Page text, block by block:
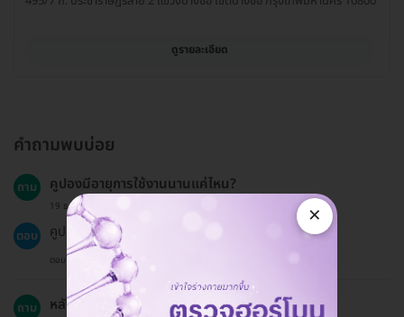
ดูรายละเอียด
คำถามพบบ่อย
ถาม คูปองมีอายุการใช้งานนานแค่ไหน?
19 ธ.ค. 2024
ตอบ คูปองมีอายุการใช้งาน 60 วันนับตั้งแต่วันที่ซื้อ
ตอบโดยทีมงาน HD
ถาม หลังจากทำฟันยางกันกระแทกควรหลีกเลี่ยงอะไรบ้าง?
×